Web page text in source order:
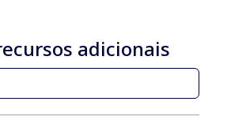
adicionais